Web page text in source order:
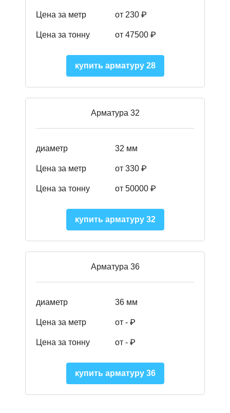
Цена за метр от 230 ₽
Цена за тонну от 47500 ₽
купить арматуру 28
Арматура 32
диаметр 32 мм
Цена за метр от 330 ₽
Цена за тонну от 50000 ₽
купить арматуру 32
Арматура 36
диаметр 36 мм
Цена за метр от - ₽
Цена за тонну от - ₽
купить арматуру 36